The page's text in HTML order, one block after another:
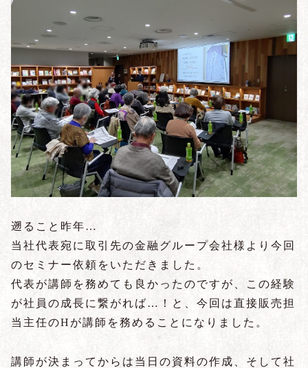
遡ること昨年…
当社代表宛に取引先の金融グループ会社様より今回
のセミナー依頼をいただきました。
代表が講師を務めても良かったのですが、この経験
が社員の成長に繋がれば…！と、今回は直接販売担
当主任のHが講師を務めることになりました。
講師が決まってからは当日の資料の作成、そして社